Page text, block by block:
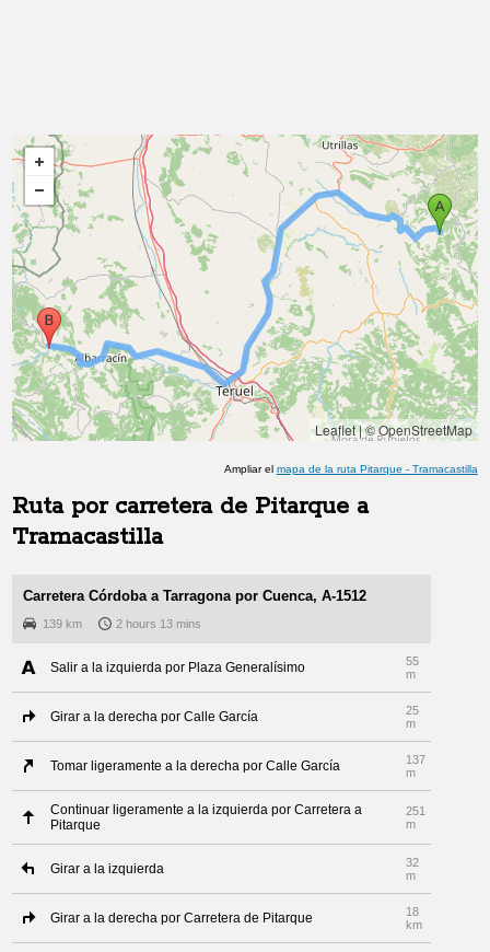
Leaflet|© OpenStreetMap
Ampliar el mapa de la ruta Pitarque - Tramacastilla
Ruta por carretera de Pitarque a
Tramacastilla
Carretera Córdoba a Tarragona por Cuenca, A-1512
139 km 2 hours 13 mins
Salir a la izquierda por Plaza Generalísimo
55
m
Girar a la derecha por Calle García
25
m
Tomar ligeramente a la derecha por Calle García
137
m
Continuar ligeramente a la izquierda por Carretera a
Pitarque
251
m
Girar a la izquierda
32
m
Girar a la derecha por Carretera de Pitarque
18
km